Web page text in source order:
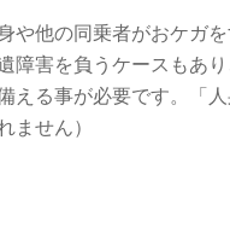
や他の同乗者がおケガ
障害を負うケースもあ
える事が必要です。「
ません）